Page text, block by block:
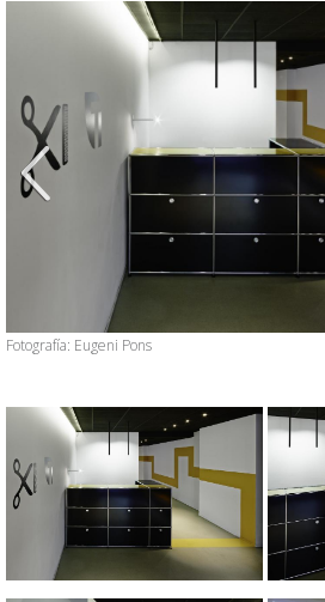
Fotografía: Eugeni Pons